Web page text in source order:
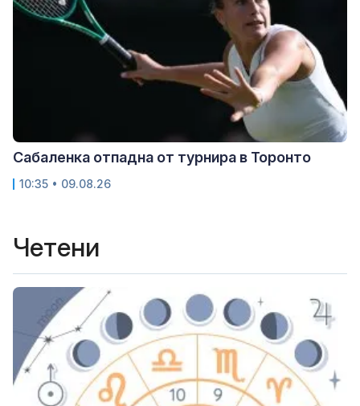
Сабаленка отпадна от турнира в Торонто
10:35 • 09.08.26
Четени